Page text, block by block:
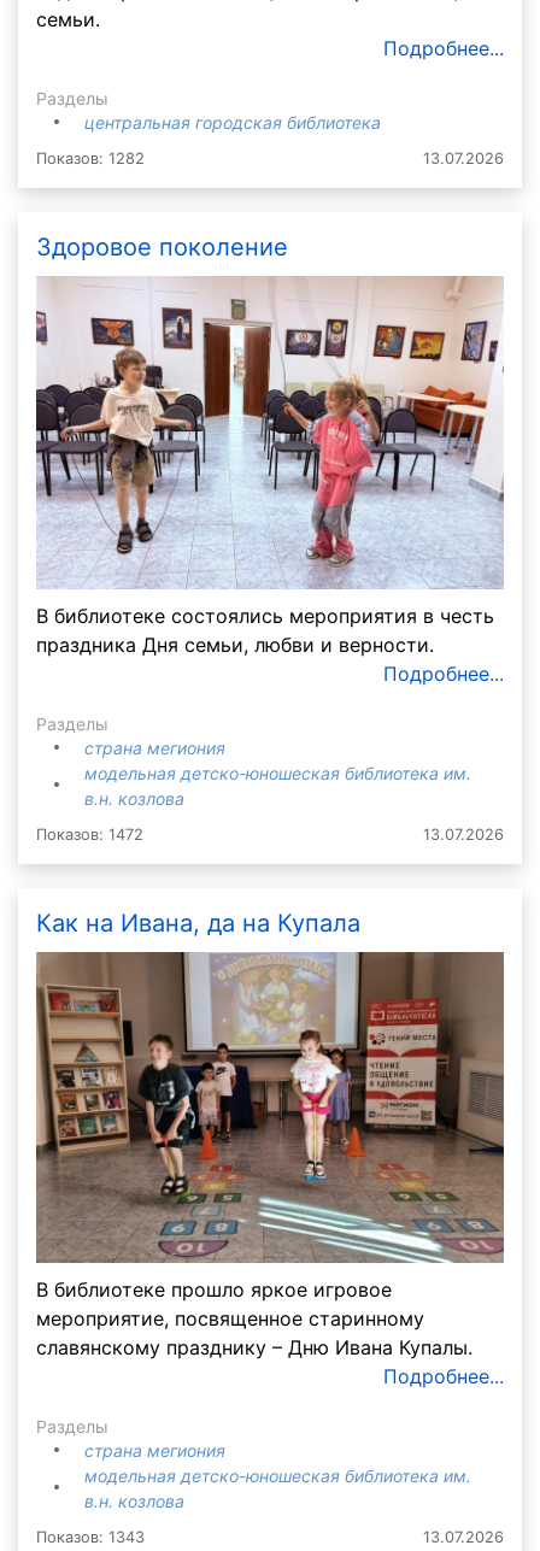
семьи.
Подробнее...
Разделы
центральная городская библиотека
Показов: 1282 13.07.2026
Здоровое поколение
В библиотеке состоялись мероприятия в честь
праздника Дня семьи, любви и верности.
Подробнее...
Разделы
страна мегиония
модельная детско-юношеская библиотека им.
в.н. козлова
Показов: 1472 13.07.2026
Как на Ивана, да на Купала
В библиотеке прошло яркое игровое
мероприятие, посвященное старинному
славянскому празднику – Дню Ивана Купалы.
Подробнее...
Разделы
страна мегиония
модельная детско-юношеская библиотека им.
в.н. козлова
Показов: 1343 13.07.2026